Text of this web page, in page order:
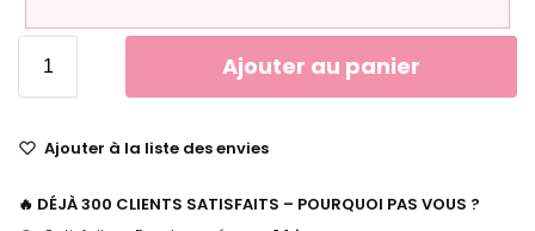
Ajouter au panier
Ajouter à la liste des envies
🔥 DÉJÀ 300 CLIENTS SATISFAITS – POURQUOI PAS VOUS ?